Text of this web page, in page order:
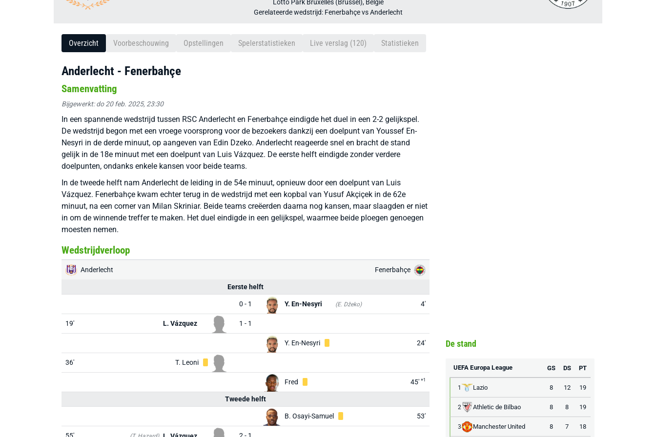
Lotto Park Bruxelles (Brussel), België
Gerelateerde wedstrijd: Fenerbahçe vs Anderlecht
Overzicht Voorbeschouwing Opstellingen Spelerstatistieken Live verslag (120) Statistieken
Anderlecht - Fenerbahçe
Samenvatting
Bijgewerkt: do 20 feb. 2025, 23:30
In een spannende wedstrijd tussen RSC Anderlecht en Fenerbahçe eindigde het duel in een 2-2 gelijkspel.
De wedstrijd begon met een vroege voorsprong voor de bezoekers dankzij een doelpunt van Youssef En-
Nesyri in de derde minuut, op aangeven van Edin Dzeko. Anderlecht reageerde snel en bracht de stand
gelijk in de 18e minuut met een doelpunt van Luis Vázquez. De eerste helft eindigde zonder verdere
doelpunten, ondanks enkele kansen voor beide teams.
In de tweede helft nam Anderlecht de leiding in de 54e minuut, opnieuw door een doelpunt van Luis
Vázquez. Fenerbahçe kwam echter terug in de wedstrijd met een kopbal van Yusuf Akçiçek in de 62e
minuut, na een corner van Milan Skriniar. Beide teams creëerden daarna nog kansen, maar slaagden er niet
in om de winnende treffer te maken. Het duel eindigde in een gelijkspel, waarmee beide ploegen genoegen
moesten nemen.
Wedstrijdverloop
Anderlecht Fenerbahçe
Eerste helft
0 - 1 Y. En-Nesyri (E. Džeko) 4'
19' L. Vázquez 1 - 1
Y. En-Nesyri 24'
36' T. Leoni
Fred 45' +1
Tweede helft
B. Osayi-Samuel 53'
De stand
UEFA Europa League GS DS PT
1 Lazio 8 12 19
2 Athletic de Bilbao 8 8 19
3 Manchester United 8 7 18